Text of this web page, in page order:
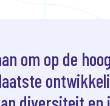
om op de